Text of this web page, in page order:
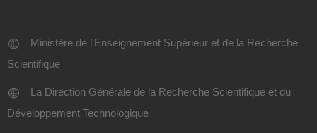
Ministère de l'Enseignement Supérieur et de la Recherche
Scientifique
La Direction Générale de la Recherche Scientifique et du
Développement Technologique